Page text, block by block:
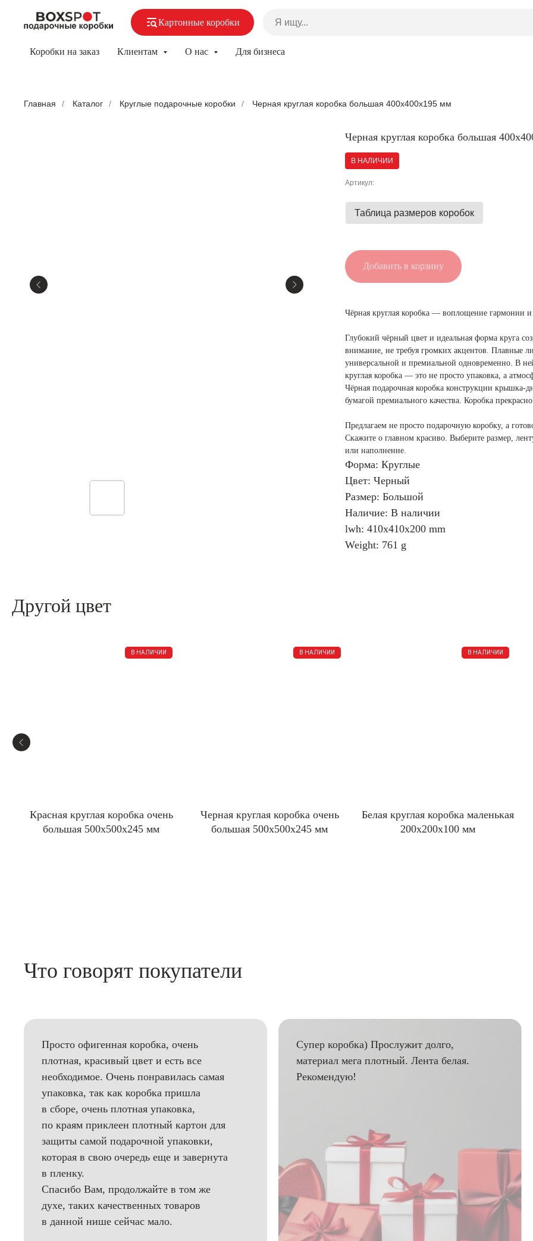
Картонные коробки
Коробки на заказ Клиентам О нас Для бизнеса
Главная / Каталог / Круглые подарочные коробки / Черная круглая коробка большая 400x400x195 мм
Черная круглая коробка большая
В НАЛИЧИИ
Артикул:
Таблица размеров коробок
Добавить в корзину
Чёрная круглая коробка — воплощение гармонии и
Глубокий чёрный цвет и идеальная форма круга
внимание, не требуя громких акцентов. Плавные
универсальной и премиальной одновременно. В
круглая коробка — это не просто упаковка, а
Чёрная подарочная коробка конструкции крышка-
бумагой премиального качества. Коробка
Предлагаем не просто подарочную коробку, а
Скажите о главном красиво. Выберите размер,
или наполнение.
Форма: Круглые
Цвет: Черный
Размер: Большой
Наличие: В наличии
lwh: 410x410x200 mm
Weight: 761 g
Другой цвет
В НАЛИЧИИ
Красная круглая коробка очень
большая 500x500x245 мм
В НАЛИЧИИ
Черная круглая коробка очень
большая 500x500x245 мм
В НАЛИЧИИ
Белая круглая коробка маленькая
200x200x100 мм
Что говорят покупатели
Просто офигенная коробка, очень
плотная, красивый цвет и есть все
необходимое. Очень понравилась самая
упаковка, так как коробка пришла
в сборе, очень плотная упаковка,
по краям приклеен плотный картон для
защиты самой подарочной упаковки,
которая в свою очередь еще и завернута
в пленку.
Спасибо Вам, продолжайте в том же
духе, таких качественных товаров
в данной нише сейчас мало.
Супер коробка) Прослужит долго,
материал мега плотный. Лента белая.
Рекомендую!